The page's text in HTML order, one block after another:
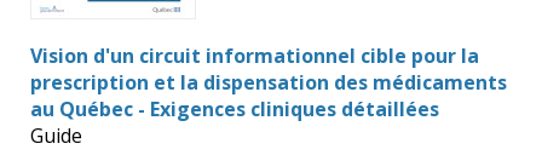
Vision d'un circuit informationnel cible pour la
prescription et la dispensation des médicaments
au Québec - Exigences cliniques détaillées
Guide